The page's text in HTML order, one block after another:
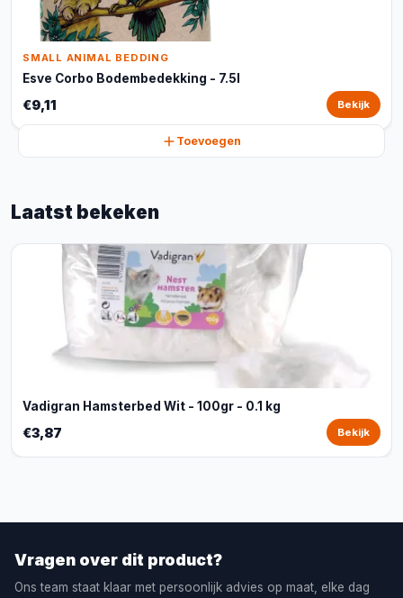
SMALL ANIMAL BEDDING
Esve Corbo Bodembedekking - 7.5l
€9,11 Bekijk
Toevoegen
Laatst bekeken
Vadigran Hamsterbed Wit - 100gr - 0.1 kg
€3,87 Bekijk
Vragen over dit product?
Ons team staat klaar met persoonlijk advies op maat, elke dag